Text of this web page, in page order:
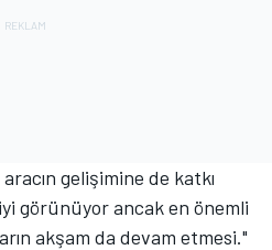
gelişimine de katkı
görünüyor ancak en önemli
akşam da devam etmesi."